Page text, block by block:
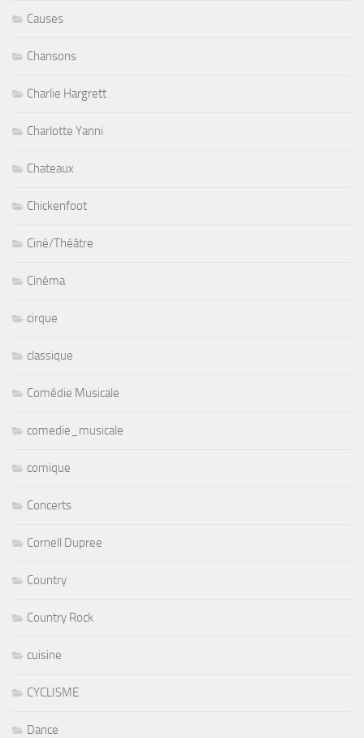
Causes
Chansons
Charlie Hargrett
Charlotte Yanni
Chateaux
Chickenfoot
Ciné/Théâtre
Cinéma
cirque
classique
Comédie Musicale
comedie_musicale
comique
Concerts
Cornell Dupree
Country
Country Rock
cuisine
CYCLISME
Dance